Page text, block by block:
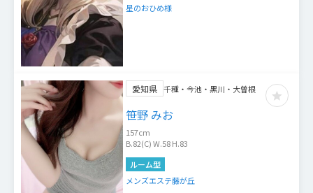
星のおひめ様
愛知県 千種・今池・黒川・大曽根
笹野 みお
157cm
B.82(C) W.58 H.83
ルーム型
メンズエステ藤が丘